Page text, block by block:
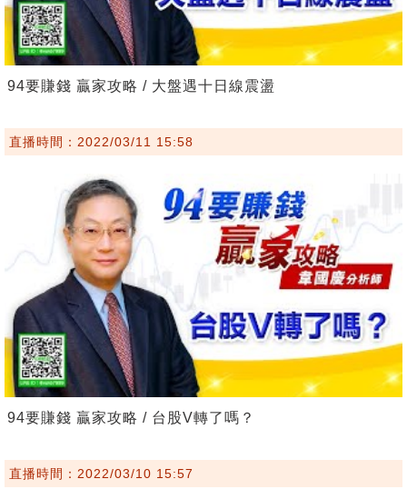
94要賺錢 贏家攻略 / 大盤遇十日線震盪
直播時間：2022/03/11 15:58
94要賺錢 贏家攻略 / 台股V轉了嗎？
直播時間：2022/03/10 15:57